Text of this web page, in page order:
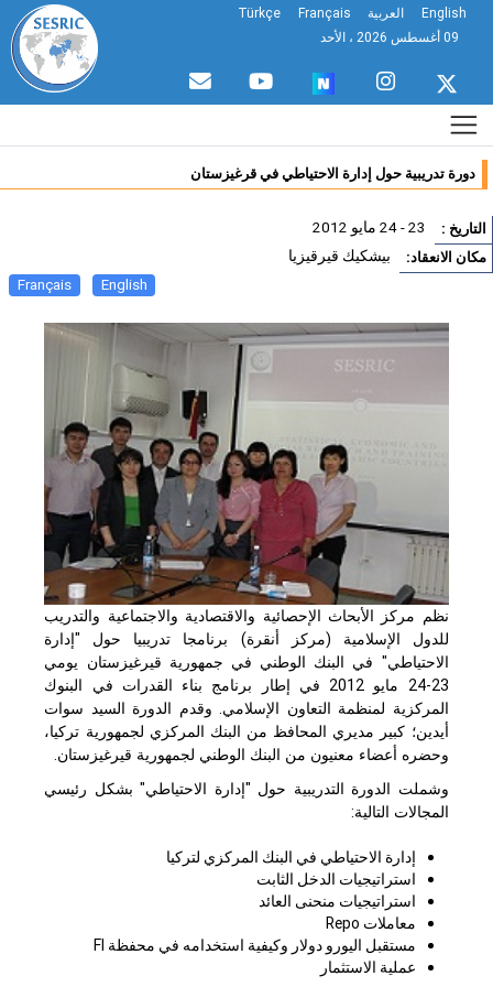
English العربية Français
Türkçe
دورة تدريبية حول إدارة الاحتياطي في قرغيزستان
: 23 - 24 مايو 2012
الانعقاد: بيشكيك قيرقيزيا
English
Français
نظم مركز الأبحاث الإحصائية والاقتصادية والاجتماعية والتدريب
للدول الإسلامية (مركز أنقرة) برنامجا تدريبيا حول "إدارة
الاحتياطي" في البنك الوطني في جمهورية قيرغيزستان يومي
23-24 مايو 2012 في إطار برنامج بناء القدرات في البنوك
المركزية لمنظمة التعاون الإسلامي. وقدم الدورة السيد سوات
أيدين؛ كبير مديري المحافظ من البنك المركزي لجمهورية تركيا،
وحضره أعضاء معنيون من البنك الوطني لجمهورية قيرغيزستان.
وشملت الدورة التدريبية حول "إدارة الاحتياطي" بشكل رئيسي
المجالات التالية:
إدارة الاحتياطي في البنك المركزي لتركيا
استراتيجيات الدخل الثابت
استراتيجيات منحنى العائد
معاملات Repo
مستقبل اليورو دولار وكيفية استخدامه في محفظة FI
عملية الاستثمار